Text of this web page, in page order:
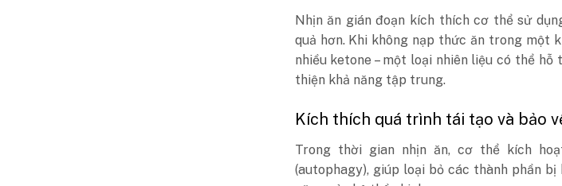
Nhịn ăn gián đoạn kích thích cơ thể sử
quả hơn. Khi không nạp thức ăn trong một
nhiều ketone – một loại nhiên liệu có thể
thiện khả năng tập trung.
Kích thích quá trình tái tạo và bảo
Trong thời gian nhịn ăn, cơ thể kích
(autophagy), giúp loại bỏ các thành phần